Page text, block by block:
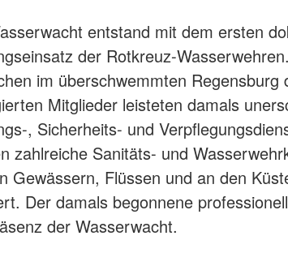
entstand mit dem ersten
der Rotkreuz-
im überschwemmten Regensburg
Mitglieder leisteten damals
, Sicherheits- und
zahlreiche Sanitäts- und
Gewässern, Flüssen und an den
Der damals begonnene
der Wasserwacht.